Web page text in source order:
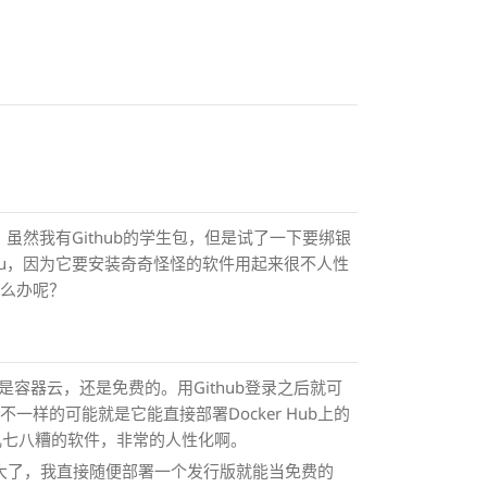
然我有Github的学生包，但是试了一下要绑银
因为它要安装奇奇怪怪的软件用起来很不人性
办呢？
容器云，还是免费的。用Github登录之后就可
一样的可能就是它能直接部署Docker Hub上的
八糟的软件，非常的人性化啊。
，我直接随便部署一个发行版就能当免费的